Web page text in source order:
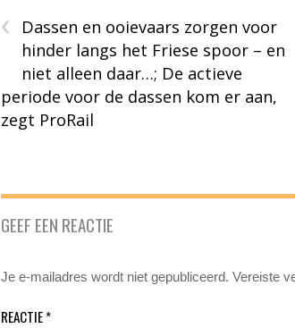
‹
Dassen en ooievaars zorgen voor
hinder langs het Friese spoor – en
niet alleen daar…; De actieve
periode voor de dassen kom er aan,
zegt ProRail
GEEF EEN REACTIE
Je e-mailadres wordt niet gepubliceerd. Vereiste
REACTIE*